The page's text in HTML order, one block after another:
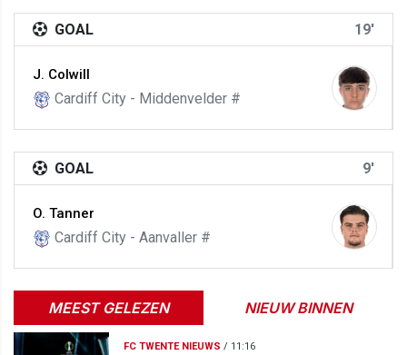
GOAL 19'
J. Colwill
Cardiff City - Middenvelder #
GOAL 9'
O. Tanner
Cardiff City - Aanvaller #
MEEST GELEZEN NIEUW BINNEN
FC TWENTE NIEUWS / 11:16